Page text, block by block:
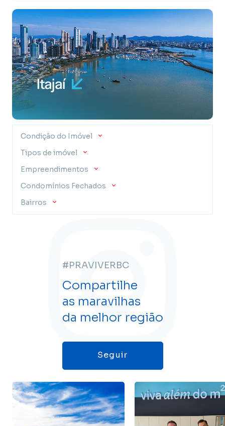
Condição do Imóvel
Tipos de imóvel
Empreendimentos
Condomínios Fechados
Bairros
#PRAVIVERBC
Compartilhe
as maravilhas
da melhor região
Seguir